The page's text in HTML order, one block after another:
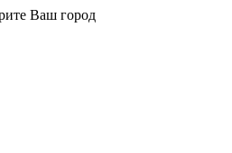
Ваш город